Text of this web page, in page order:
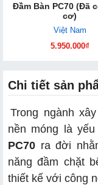
Đầm Bàn PC70 (Đã
cơ)
Việt Nam
5.950.000₫
Chi tiết sản
Trong ngành
nền móng là
PC70 ra đời
năng đầm chặt
thiết kế với công